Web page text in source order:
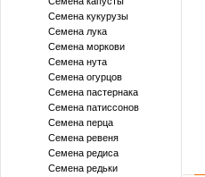
Семена кукурузы
Семена лука
Семена моркови
Семена нута
Семена огурцов
Семена пастернака
Семена патиссонов
Семена перца
Семена ревеня
Семена редиса
Семена редьки